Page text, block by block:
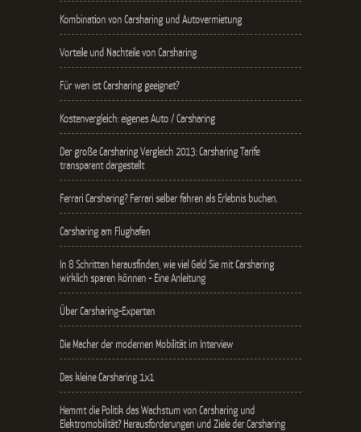
Kombination von Carsharing und Autovermietung
Vorteile und Nachteile von Carsharing
Für wen ist Carsharing geeignet?
Kostenvergleich: eigenes Auto / Carsharing
Der große Carsharing Vergleich 2013: Carsharing Tarife
transparent dargestellt
Ferrari Carsharing? Ferrari selber fahren als Erlebnis buchen.
Carsharing am Flughafen
In 8 Schritten herausfinden, wie viel Geld Sie mit Carsharing
wirklich sparen können - Eine Anleitung
Über Carsharing-Experten
Die Macher der modernen Mobilität im Interview
Das kleine Carsharing 1x1
Hemmt die Politik das Wachstum von Carsharing und
Elektromobilität? Herausforderungen und Ziele der Carsharing